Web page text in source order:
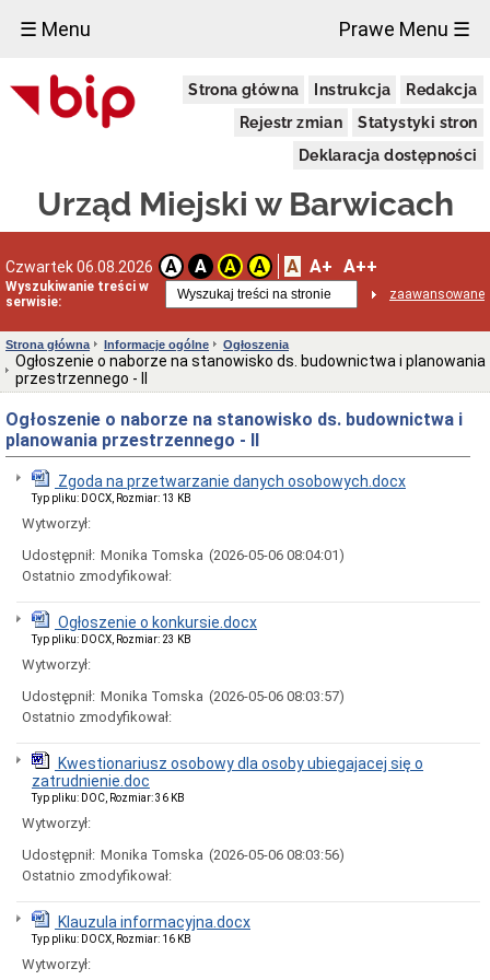
☰ Menu Prawe Menu ☰
Strona główna Instrukcja
Redakcja
Rejestr zmian
Statystyki stron
Deklaracja dostępności
Urząd Miejski w Barwicach
Czwartek 06.08.2026 A A A A A A+ A++
Wyszukiwanie treści w
serwisie:
zaawansowane
Wybory
Referendum
ogólnokrajowe
Wybory
Prezydenta
Rzeczypospolitej
Polskiej
Wybory
do
Parlamentu
Europejskiego
Wybory
do
Sejmu
i
Senatu
Wybory
Samorządowe
Informacje
ogólne
adresowe
Dni
godziny
otwarcia
Przyjęcia
rozpatrywanie
skarg,
wniosków
petycji
Urzędu
Nabór
wolne
stanowiska
Strona główna Informacje ogólne Ogłoszenia
Ogłoszenie o naborze na stanowisko ds. budownictwa i planowania
przestrzennego - II
Ogłoszenie o naborze na stanowisko ds. budownictwa i
planowania przestrzennego - II
Zgoda na przetwarzanie danych osobowych.docx
Typ pliku: DOCX, Rozmiar: 13 KB
Wytworzył:
Udostępnił: Monika Tomska (2026-05-06 08:04:01)
Ostatnio zmodyfikował:
Ogłoszenie o konkursie.docx
Typ pliku: DOCX, Rozmiar: 23 KB
Wytworzył:
Udostępnił: Monika Tomska (2026-05-06 08:03:57)
Ostatnio zmodyfikował:
Kwestionariusz osobowy dla osoby ubiegajacej się o
zatrudnienie.doc
Typ pliku: DOC, Rozmiar: 36 KB
Wytworzył:
Udostępnił: Monika Tomska (2026-05-06 08:03:56)
Ostatnio zmodyfikował:
Klauzula informacyjna.docx
Typ pliku: DOCX, Rozmiar: 16 KB
Wytworzył:
×